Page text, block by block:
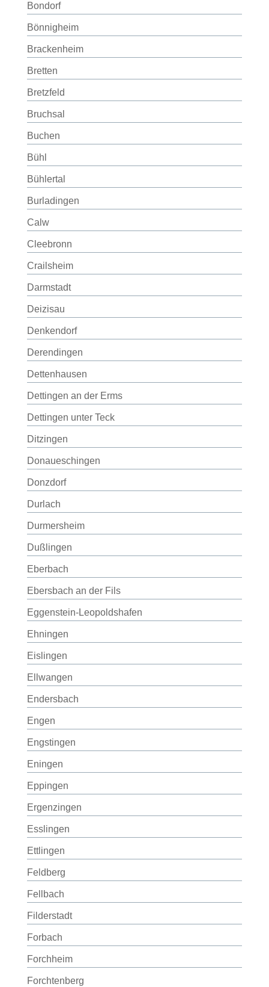
Bondorf
Bönnigheim
Brackenheim
Bretten
Bretzfeld
Bruchsal
Buchen
Bühl
Bühlertal
Burladingen
Calw
Cleebronn
Crailsheim
Darmstadt
Deizisau
Denkendorf
Derendingen
Dettenhausen
Dettingen an der Erms
Dettingen unter Teck
Ditzingen
Donaueschingen
Donzdorf
Durlach
Durmersheim
Dußlingen
Eberbach
Ebersbach an der Fils
Eggenstein-Leopoldshafen
Ehningen
Eislingen
Ellwangen
Endersbach
Engen
Engstingen
Eningen
Eppingen
Ergenzingen
Esslingen
Ettlingen
Feldberg
Fellbach
Filderstadt
Forbach
Forchheim
Forchtenberg